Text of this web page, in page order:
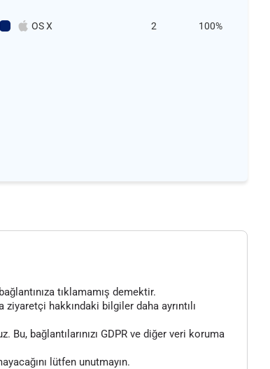
OS X 2 100%
tıklamamış demektir.
hakkındaki bilgiler daha ayrıntılı
bağlantılarınızı GDPR ve diğer veri koruma
lütfen unutmayın.